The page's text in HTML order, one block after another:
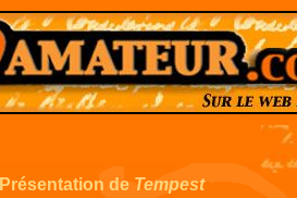
Présentation de Tempest